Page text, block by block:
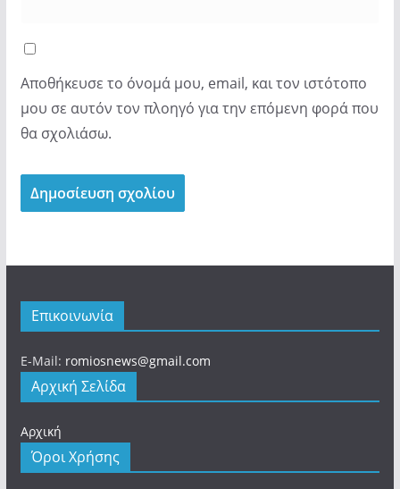
Αποθήκευσε το όνομά μου, email, και τον ιστότοπο
μου σε αυτόν τον πλοηγό για την επόμενη φορά που
θα σχολιάσω.
Επικοινωνία
E-Mail: romiosnews@gmail.com
Αρχική Σελίδα
Αρχική
Όροι Χρήσης